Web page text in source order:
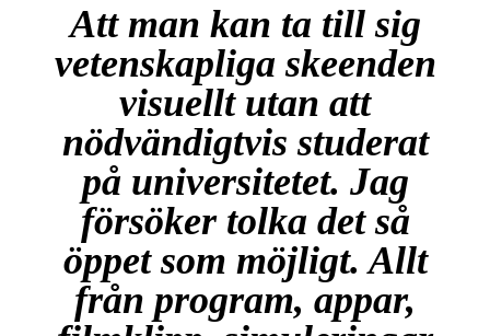
Att man kan ta till sig
vetenskapliga skeenden
visuellt utan att
nödvändigtvis studerat
på universitetet. Jag
försöker tolka det så
öppet som möjligt. Allt
från program, appar,